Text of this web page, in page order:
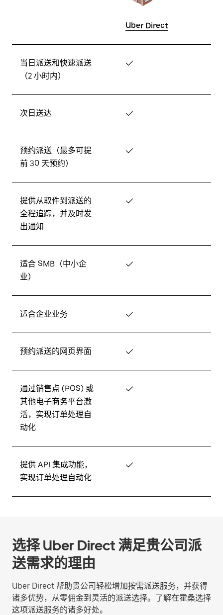
Uber Direct
当日派送和快速派送
（2 小时内）
✓
次日送达 ✓
预约派送（最多可提
前 30 天预约）
✓
提供从取件到派送的
全程追踪，并及时发
出通知
✓
适合 SMB（中小企
业）
✓
适合企业业务 ✓
预约派送的网页界面 ✓
通过销售点 (POS) 或
其他电子商务平台激
活，实现订单处理自
动化
✓
提供 API 集成功能，
实现订单处理自动化
✓
选择 Uber Direct 满足贵公司派
送需求的理由
Uber Direct 帮助贵公司轻松增加按需派送服务，并获得
诸多优势，从零佣金到灵活的派送选择。了解在霍桑选择
这项派送服务的诸多好处。